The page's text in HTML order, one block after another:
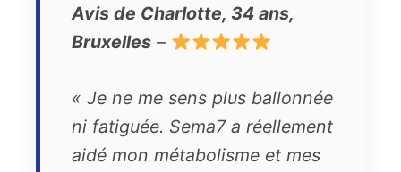
Avis de Charlotte, 34 ans,
Bruxelles –
« Je ne me sens plus ballonnée
ni fatiguée. Sema7 a réellement
aidé mon métabolisme et mes